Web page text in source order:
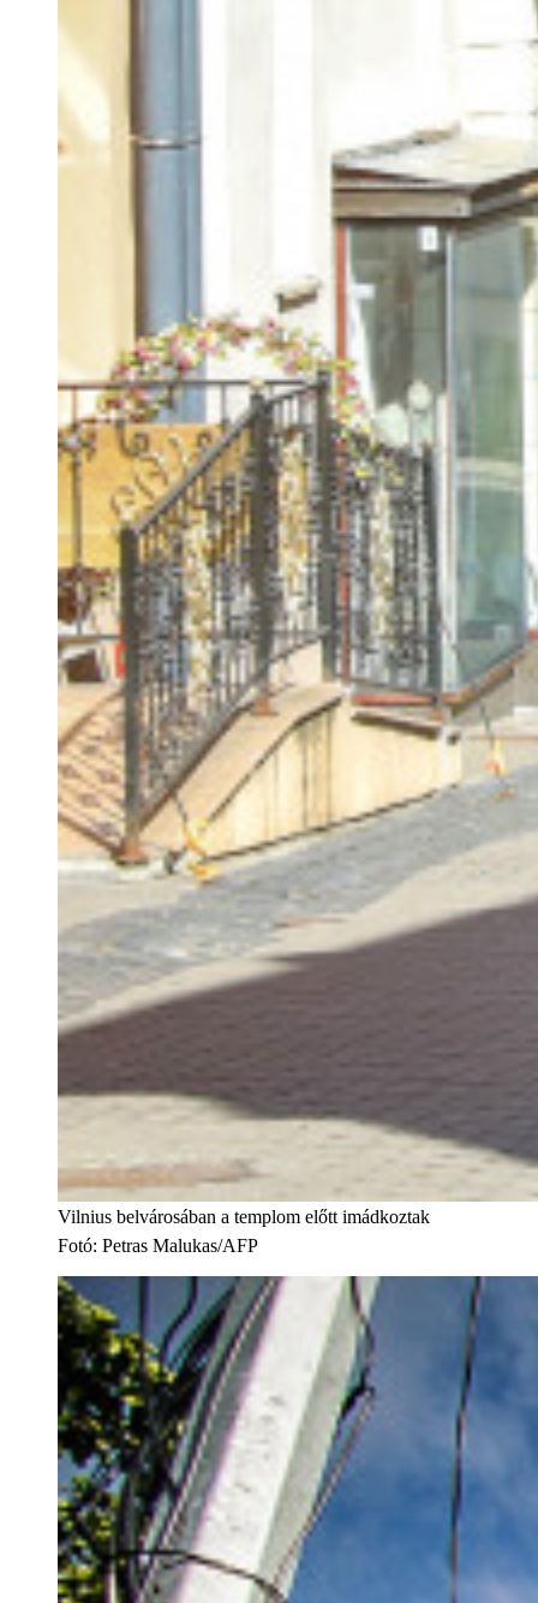
Vilnius belvárosában a templom előtt imádkoztak
Fotó: Petras Malukas/AFP